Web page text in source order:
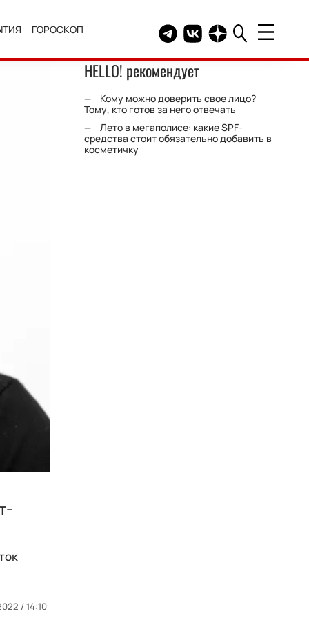
ГОРОСКОП Telegram канал HELLO
Группа HELLO
Канал HELLO в
/ 14:10
HELLO! рекомендует
Кому можно доверить свое лицо?
Тому, кто готов за него отвечать
Лето в мегаполисе: какие SPF-
средства стоит обязательно добавить в
косметичку